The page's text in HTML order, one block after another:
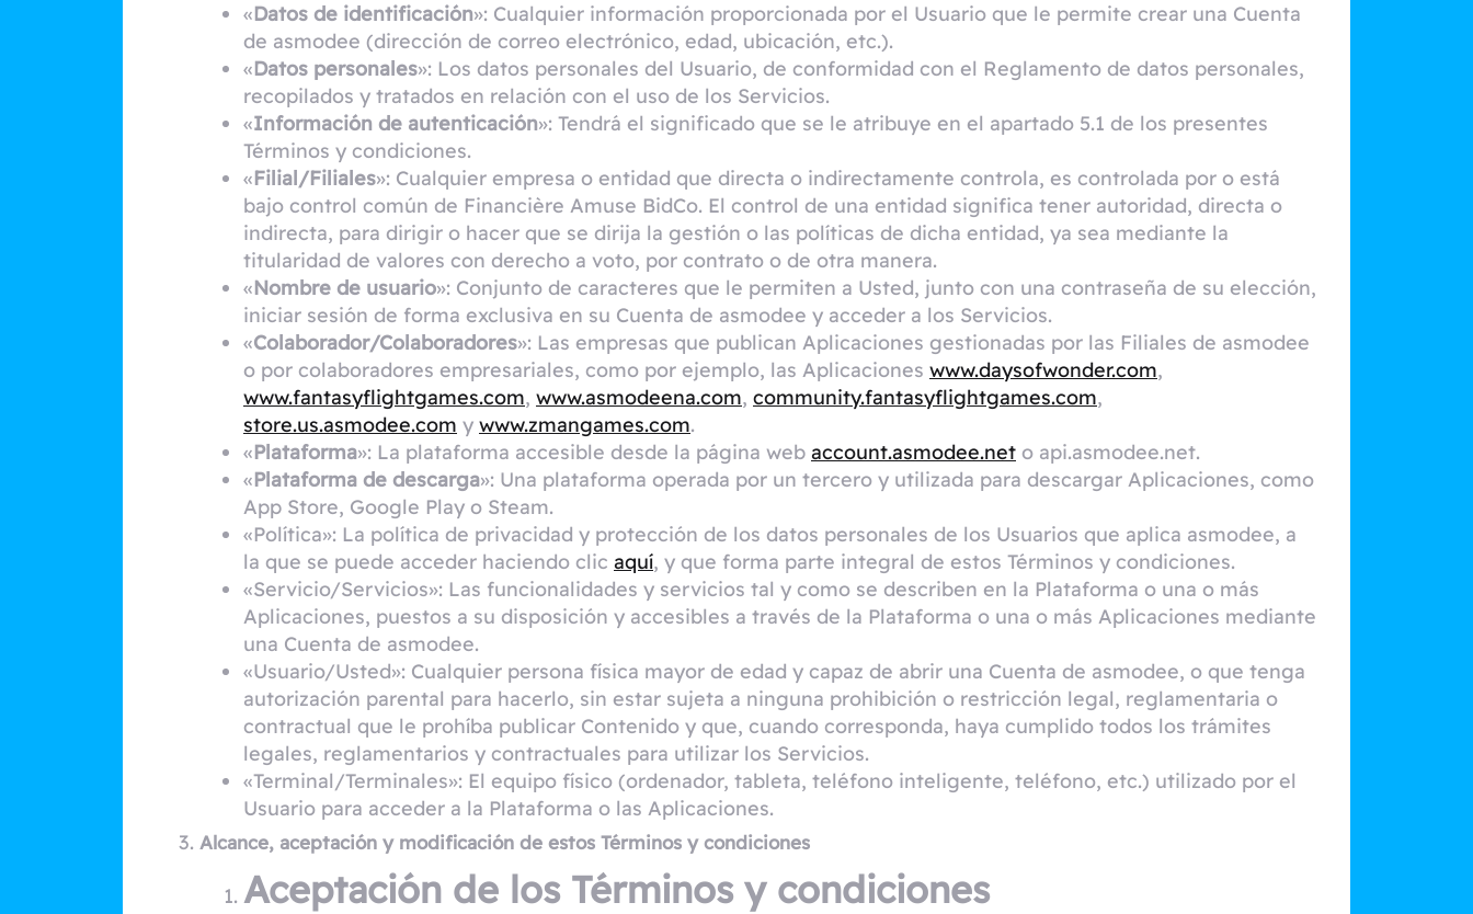
«Datos de identificación»: Cualquier información proporcionada por el Usuario que le permite crear una Cuenta
de asmodee (dirección de correo electrónico, edad, ubicación, etc.).
«Datos personales»: Los datos personales del Usuario, de conformidad con el Reglamento de datos personales,
recopilados y tratados en relación con el uso de los Servicios.
«Información de autenticación»: Tendrá el significado que se le atribuye en el apartado 5.1 de los presentes
Términos y condiciones.
«Filial/Filiales»: Cualquier empresa o entidad que directa o indirectamente controla, es controlada por o está
bajo control común de Financière Amuse BidCo. El control de una entidad significa tener autoridad, directa o
indirecta, para dirigir o hacer que se dirija la gestión o las políticas de dicha entidad, ya sea mediante la
titularidad de valores con derecho a voto, por contrato o de otra manera.
«Nombre de usuario»: Conjunto de caracteres que le permiten a Usted, junto con una contraseña de su elección,
iniciar sesión de forma exclusiva en su Cuenta de asmodee y acceder a los Servicios.
«Colaborador/Colaboradores»: Las empresas que publican Aplicaciones gestionadas por las Filiales de asmodee
o por colaboradores empresariales, como por ejemplo, las Aplicaciones www.daysofwonder.com,
www.fantasyflightgames.com, www.asmodeena.com, community.fantasyflightgames.com,
store.us.asmodee.com y www.zmangames.com.
«Plataforma»: La plataforma accesible desde la página web account.asmodee.net o api.asmodee.net.
«Plataforma de descarga»: Una plataforma operada por un tercero y utilizada para descargar Aplicaciones, como
App Store, Google Play o Steam.
«Política»: La política de privacidad y protección de los datos personales de los Usuarios que aplica asmodee, a
la que se puede acceder haciendo clic aquí, y que forma parte integral de estos Términos y condiciones.
«Servicio/Servicios»: Las funcionalidades y servicios tal y como se describen en la Plataforma o una o más
Aplicaciones, puestos a su disposición y accesibles a través de la Plataforma o una o más Aplicaciones mediante
una Cuenta de asmodee.
«Usuario/Usted»: Cualquier persona física mayor de edad y capaz de abrir una Cuenta de asmodee, o que tenga
autorización parental para hacerlo, sin estar sujeta a ninguna prohibición o restricción legal, reglamentaria o
contractual que le prohíba publicar Contenido y que, cuando corresponda, haya cumplido todos los trámites
legales, reglamentarios y contractuales para utilizar los Servicios.
«Terminal/Terminales»: El equipo físico (ordenador, tableta, teléfono inteligente, teléfono, etc.) utilizado por el
Usuario para acceder a la Plataforma o las Aplicaciones.
Alcance, aceptación y modificación de estos Términos y condiciones
Aceptación de los Términos y condiciones